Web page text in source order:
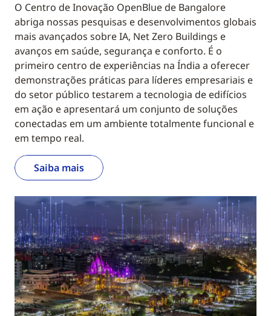
O Centro de Inovação OpenBlue de Bangalore
abriga nossas pesquisas e desenvolvimentos globais
mais avançados sobre IA, Net Zero Buildings e
avanços em saúde, segurança e conforto. É o
primeiro centro de experiências na Índia a oferecer
demonstrações práticas para líderes empresariais e
do setor público testarem a tecnologia de edifícios
em ação e apresentará um conjunto de soluções
conectadas em um ambiente totalmente funcional e
em tempo real.
Saiba mais